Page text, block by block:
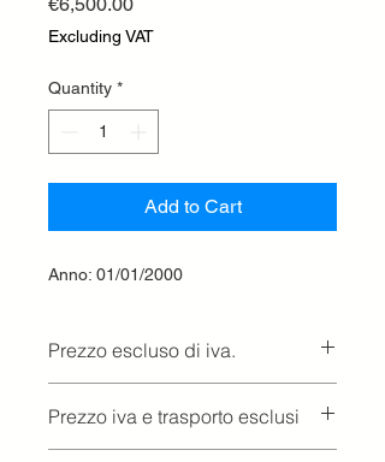
Excluding VAT
Quantity *
Add to Cart
Anno: 01/01/2000
Prezzo escluso di iva.
Prezzo iva e trasporto esclusi